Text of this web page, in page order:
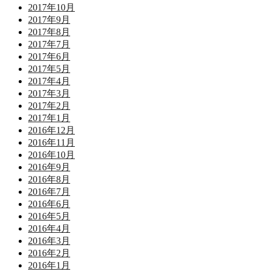
2017年10月
2017年9月
2017年8月
2017年7月
2017年6月
2017年5月
2017年4月
2017年3月
2017年2月
2017年1月
2016年12月
2016年11月
2016年10月
2016年9月
2016年8月
2016年7月
2016年6月
2016年5月
2016年4月
2016年3月
2016年2月
2016年1月